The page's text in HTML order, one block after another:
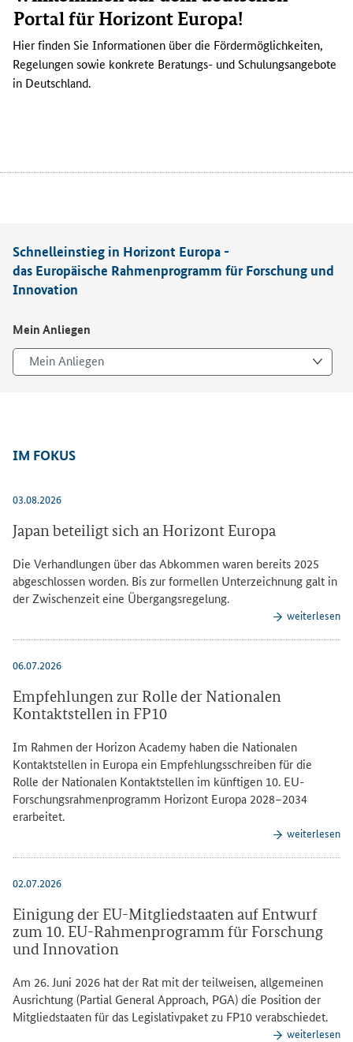
Portal für Horizont Europa!
Hier finden Sie Informationen über die Fördermöglichkeiten,
Regelungen sowie konkrete Beratungs- und Schulungsangebote
in Deutschland.
Schnelleinstieg in Horizont Europa -
das Europäische Rahmenprogramm für Forschung und
Innovation
Mein Anliegen
Mein Anliegen
IM FOKUS
03.08.2026
Japan beteiligt sich an Horizont Europa
Die Verhandlungen über das Abkommen waren bereits 2025
abgeschlossen worden. Bis zur formellen Unterzeichnung galt in
der Zwischenzeit eine Übergangsregelung.
weiterlesen
06.07.2026
Empfehlungen zur Rolle der Nationalen
Kontaktstellen in FP10
Im Rahmen der Horizon Academy haben die Nationalen
Kontaktstellen in Europa ein Empfehlungsschreiben für die
Rolle der Nationalen Kontaktstellen im künftigen 10. EU-
Forschungsrahmenprogramm Horizont Europa 2028–2034
erarbeitet.
weiterlesen
02.07.2026
Einigung der EU-Mitgliedstaaten auf Entwurf
zum 10. EU-Rahmenprogramm für Forschung
und Innovation
Am 26. Juni 2026 hat der Rat mit der teilweisen, allgemeinen
Ausrichtung (Partial General Approach, PGA) die Position der
Mitgliedstaaten für das Legislativpaket zu FP10 verabschiedet.
weiterlesen